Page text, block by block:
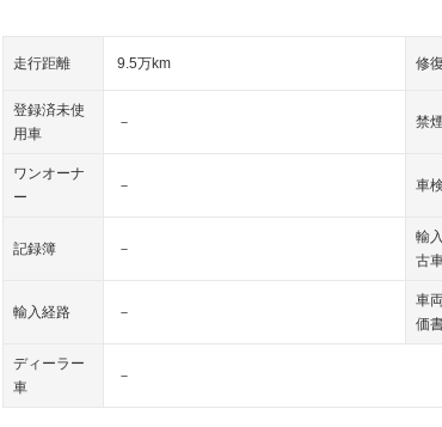
走行距離 9.5万km 修
登録済未使
用車
－ 禁
ワンオーナ
ー
－ 車検
記録簿 －
輸
古
輸入経路 －
車
価
ディーラー
車
－